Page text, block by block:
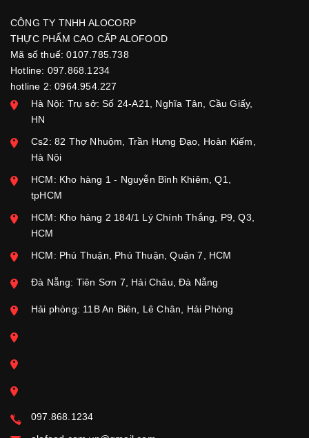
CÔNG TY TNHH ALOCORP
THỰC PHẨM CAO CẤP ALOFOOD
Mã số thuế: 0107.785.738
Hotline: 097.868.1234
hotline 2: 0964.954.227
Hà Nội: Trụ sở: Số 24-A21, Nghĩa Tân, Cầu Giấy,
HN
Cs2: 82 Thợ Nhuộm, Trần Hưng Đạo, Hoàn Kiếm,
Hà Nội
HCM: Kho hàng 1 - Nguyễn Bỉnh Khiêm, Q1,
tpHCM
HCM: Kho hàng 2 184/1 Lý Chính Thắng, P9, Q3,
HCM
HCM: Phú Thuận, Phú Thuận, Quận 7, HCM
Đà Nẵng: Tiên Sơn 7, Hải Châu, Đà Nẵng
Hải phòng: 11B An Biên, Lê Chân, Hải Phòng
097.868.1234